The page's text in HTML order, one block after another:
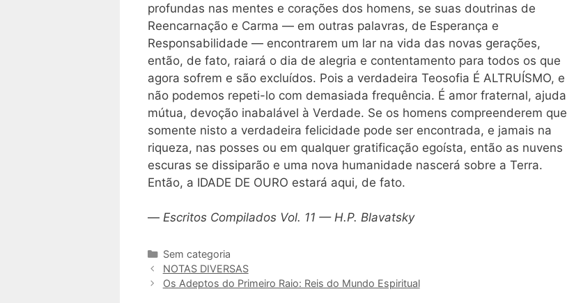
profundas nas mentes e corações dos homens, se suas doutrinas de
Reencarnação e Carma — em outras palavras, de Esperança e
Responsabilidade — encontrarem um lar na vida das novas gerações,
então, de fato, raiará o dia de alegria e contentamento para todos os que
agora sofrem e são excluídos. Pois a verdadeira Teosofia É ALTRUÍSMO, e
não podemos repeti-lo com demasiada frequência. É amor fraternal, ajuda
mútua, devoção inabalável à Verdade. Se os homens compreenderem que
somente nisto a verdadeira felicidade pode ser encontrada, e jamais na
riqueza, nas posses ou em qualquer gratificação egoísta, então as nuvens
escuras se dissiparão e uma nova humanidade nascerá sobre a Terra.
Então, a IDADE DE OURO estará aqui, de fato.
— Escritos Compilados Vol. 11 — H.P. Blavatsky
Categorias
Sem categoria
NOTAS DIVERSAS
Os Adeptos do Primeiro Raio: Reis do Mundo Espiritual